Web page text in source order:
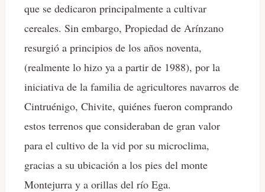
que se dedicaron principalmente a cultivar
cereales. Sin embargo, Propiedad de Arínzano
resurgió a principios de los años noventa,
(realmente lo hizo ya a partir de 1988), por la
iniciativa de la familia de agricultores navarros de
Cintruénigo, Chivite, quiénes fueron comprando
estos terrenos que consideraban de gran valor
para el cultivo de la vid por su microclima,
gracias a su ubicación a los pies del monte
Montejurra y a orillas del río Ega.